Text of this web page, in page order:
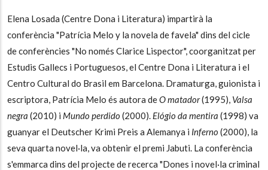
Elena Losada (Centre Dona i Literatura) impartirà la
conferència "Patrícia Melo y la novela de favela" dins del cicle
de conferències "No només Clarice Lispector", coorganitzat per
Estudis Gallecs i Portuguesos, el Centre Dona i Literatura i el
Centro Cultural do Brasil em Barcelona. Dramaturga, guionista i
escriptora, Patrícia Melo és autora deO matador(1995), Valsa
negra (2010) i Mundo perdido (2000). Elógio da mentira (1998) va
guanyar el Deutscher Krimi Preis a Alemanya i Inferno (2000), la
seva quarta novel·la, va obtenir el premi Jabuti. La conferència
s'emmarca dins del projecte de recerca "Dones i novel·la criminal